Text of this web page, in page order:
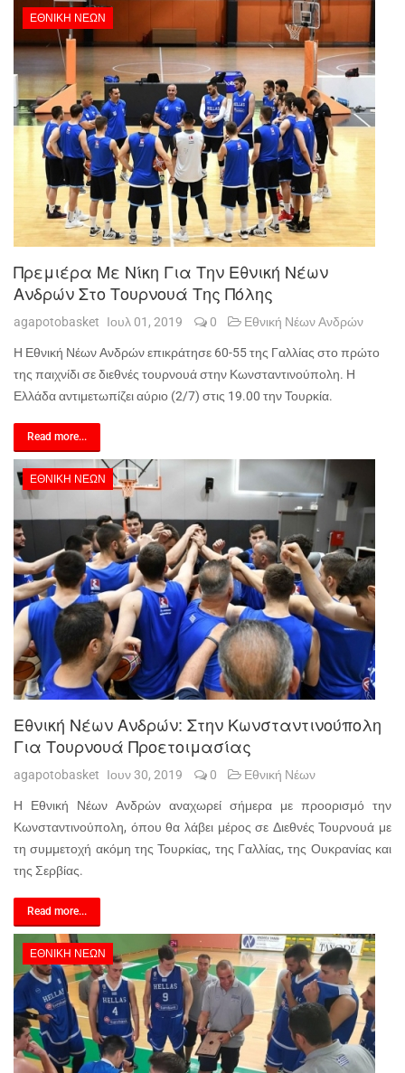
ΕΘΝΙΚΉ ΝΈΩΝ
Πρεμιέρα Με Νίκη Για Την Εθνική Νέων
Ανδρών Στο Τουρνουά Της Πόλης
agapotobasket Ιουλ 01, 2019 0 Εθνική Νέων Ανδρών
Η Εθνική Νέων Ανδρών επικράτησε 60-55 της Γαλλίας στο πρώτο
της παιχνίδι σε διεθνές τουρνουά στην Κωνσταντινούπολη. Η
Ελλάδα αντιμετωπίζει αύριο (2/7) στις 19.00 την Τουρκία.
Read more...
ΕΘΝΙΚΉ ΝΈΩΝ
Εθνική Νέων Ανδρών: Στην Κωνσταντινούπολη
Για Τουρνουά Προετοιμασίας
agapotobasket Ιουν 30, 2019 0 Εθνική Νέων
Η Εθνική Νέων Ανδρών αναχωρεί σήμερα με προορισμό την
Κωνσταντινούπολη, όπου θα λάβει μέρος σε Διεθνές Τουρνουά με
τη συμμετοχή ακόμη της Τουρκίας, της Γαλλίας, της Ουκρανίας και
της Σερβίας.
Read more...
ΕΘΝΙΚΉ ΝΈΩΝ